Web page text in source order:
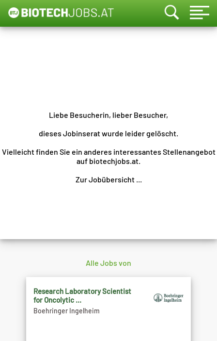
Liebe Besucherin, lieber Besucher,
dieses Jobinserat wurde leider gelöscht.
Vielleicht finden Sie ein anderes interessantes Stellenangebot
auf biotechjobs.at.
Zur Jobübersicht ...
Alle Jobs von
Research Laboratory Scientist
for Oncolytic ...
Boehringer Ingelheim